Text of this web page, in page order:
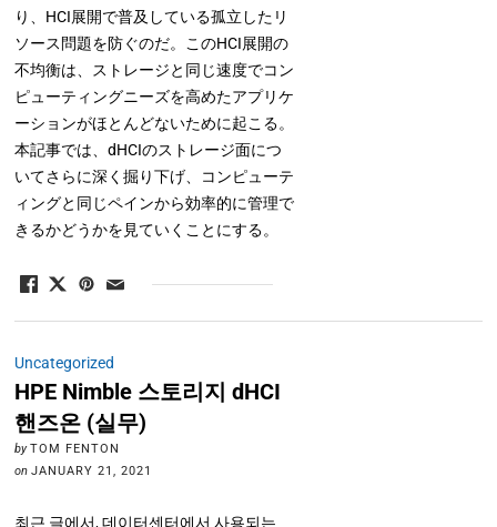
り、HCI展開で普及している孤立したリ
ソース問題を防ぐのだ。このHCI展開の
不均衡は、ストレージと同じ速度でコン
ピューティングニーズを高めたアプリケ
ーションがほとんどないために起こる。
本記事では、dHCIのストレージ面につ
いてさらに深く掘り下げ、コンピューテ
ィングと同じペインから効率的に管理で
きるかどうかを見ていくことにする。
Uncategorized
HPE Nimble 스토리지 dHCI
핸즈온 (실무)
by TOM FENTON
on JANUARY 21, 2021
최근 글에서, 데이터센터에서 사용되는